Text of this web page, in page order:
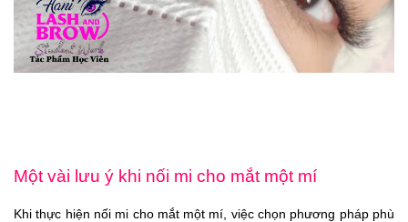
Một vài lưu ý khi nối mi cho mắt một mí
Khi thực hiện nối mi cho mắt một mí, việc chọn phương pháp phù